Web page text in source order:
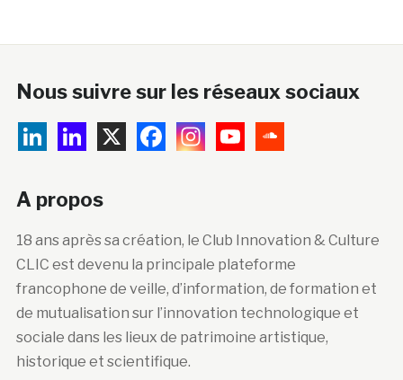
Nous suivre sur les réseaux sociaux
A propos
18 ans après sa création, le Club Innovation & Culture
CLIC est devenu la principale plateforme
francophone de veille, d’information, de formation et
de mutualisation sur l’innovation technologique et
sociale dans les lieux de patrimoine artistique,
historique et scientifique.